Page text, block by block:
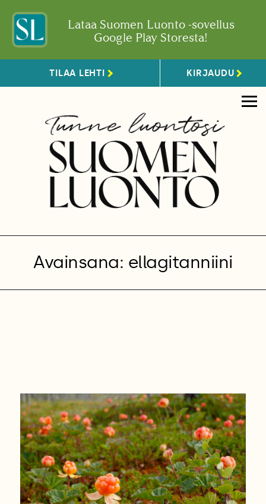
Lataa Suomen Luonto -sovellus
Google Play Storesta!
TILAA LEHTI KIRJAUDU
Avainsana: ellagitanniini